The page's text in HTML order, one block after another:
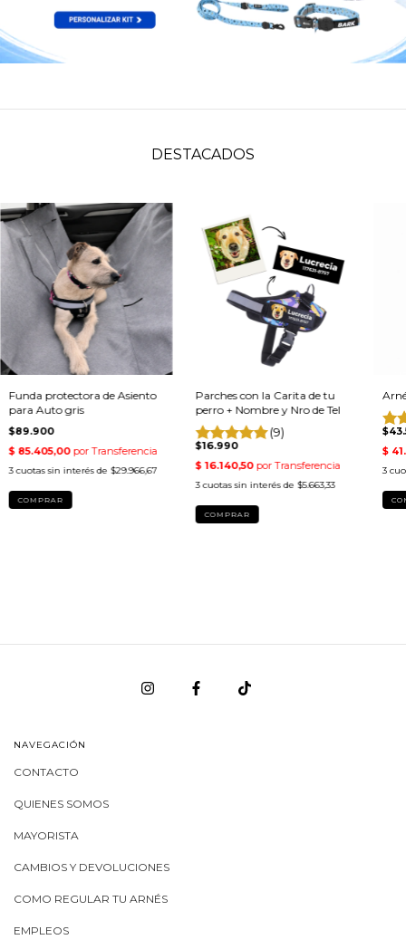
DESTACADOS
Funda protectora de Asiento
para Auto gris
$89.900
3 cuotas sin interés de $29.966,67
Parches con la Carita de tu
perro + Nombre y Nro de Tel
(9)
$16.990
3 cuotas sin interés de $5.663,33
COMPRAR
3
NAVEGACIÓN
CONTACTO
QUIENES SOMOS
MAYORISTA
CAMBIOS Y DEVOLUCIONES
COMO REGULAR TU ARNÉS
EMPLEOS